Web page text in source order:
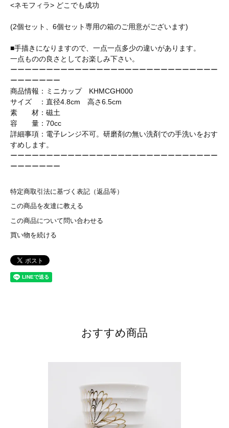
<ネモフィラ> どこでも成功
(2個セット、6個セット専用の箱のご用意がございます)
■手描きになりますので、一点一点多少の違いがあります。
一点ものの良さとしてお楽しみ下さい。
ーーーーーーーーーーーーーーーーーーーーーーーーーーーーー
ーーーーーーー
商品情報：ミニカップ KHMCGH000
サイズ ：直径4.8cm 高さ6.5cm
素 材：磁土
容 量：70cc
詳細事項：電子レンジ不可。研磨剤の無い洗剤での手洗いをおす
すめします。
ーーーーーーーーーーーーーーーーーーーーーーーーーーーーー
ーーーーーーー
特定商取引法に基づく表記（返品等）
この商品を友達に教える
この商品について問い合わせる
買い物を続ける
おすすめ商品